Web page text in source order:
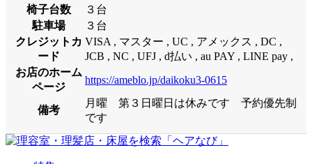
椅子台数
３台
駐車場
３台
クレジットカ
ード
VISA , マスター , UC , アメックス , DC ,
JCB , NC , UFJ , d払い , au PAY , LINE pay ,
お店のホーム
ページ
https://ameblo.jp/daikoku3-0615
備考
月曜 第３日曜日は休みです 予約優先制
です